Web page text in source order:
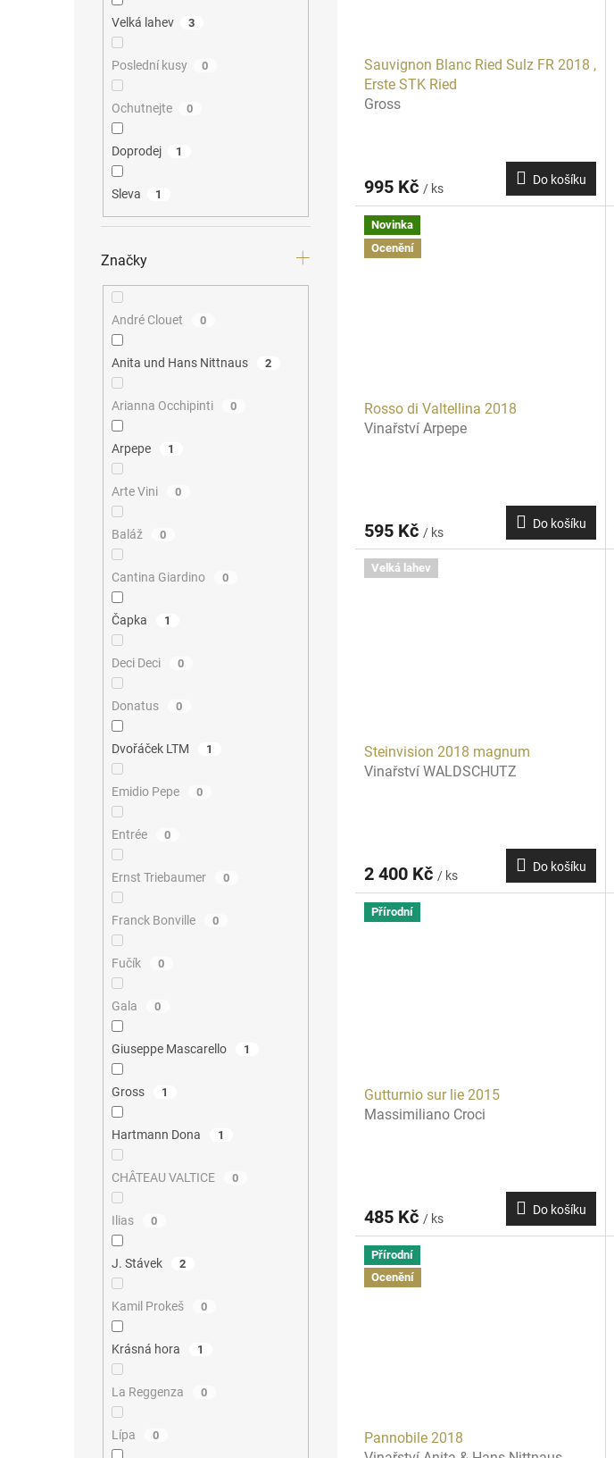
Velká lahev 3
Poslední kusy 0
Ochutnejte 0
Doprodej 1
Sleva 1
Značky
André Clouet 0
Anita und Hans Nittnaus 2
Arianna Occhipinti 0
Arpepe 1
Arte Vini 0
Baláž 0
Cantina Giardino 0
Čapka 1
Deci Deci 0
Donatus 0
Dvořáček LTM 1
Emidio Pepe 0
Entrée 0
Ernst Triebaumer 0
Franck Bonville 0
Fučík 0
Gala 0
Giuseppe Mascarello 1
Gross 1
Hartmann Dona 1
CHÂTEAU VALTICE 0
Ilias 0
J. Stávek 2
Kamil Prokeš 0
Krásná hora 1
La Reggenza 0
Lípa 0
Sauvignon Blanc Ried Sulz FR 2018 ,
Erste STK Ried
Gross
995 Kč / ks
Do košíku
Novinka
Ocenění
Rosso di Valtellina 2018
Vinařství Arpepe
595 Kč / ks
Do košíku
Velká lahev
Steinvision 2018 magnum
Vinařství WALDSCHUTZ
2 400 Kč / ks
Do košíku
Přírodní
Gutturnio sur lie 2015
Massimiliano Croci
485 Kč / ks
Do košíku
Přírodní
Ocenění
Pannobile 2018